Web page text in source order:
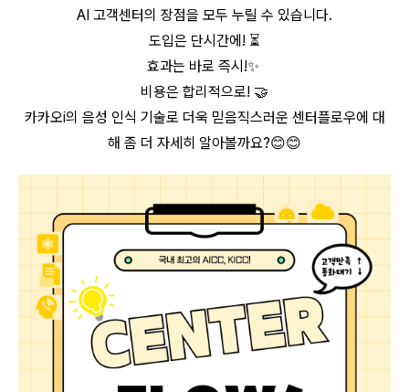
AI 고객센터의 장점을 모두 누릴 수 있습니다.
도입은 단시간에! ⏳
효과는 바로 즉시!✨
비용은 합리적으로! 🤝
카카오i의 음성 인식 기술로 더욱 믿음직스러운 센터플로우에 대
해 좀 더 자세히 알아볼까요?😊😊